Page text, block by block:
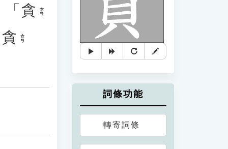
貪 ㄊㄢ
貪 ㄊㄢ
詞條功能
轉寄詞條